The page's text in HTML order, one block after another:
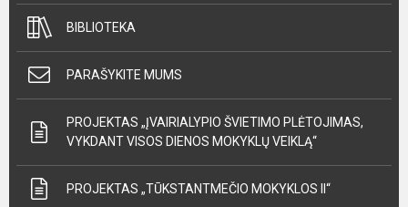
BIBLIOTEKA
PARAŠYKITE MUMS
PROJEKTAS „ĮVAIRIALYPIO ŠVIETIMO PLĖTOJIMAS,
VYKDANT VISOS DIENOS MOKYKLŲ VEIKLĄ“
PROJEKTAS „TŪKSTANTMEČIO MOKYKLOS II“